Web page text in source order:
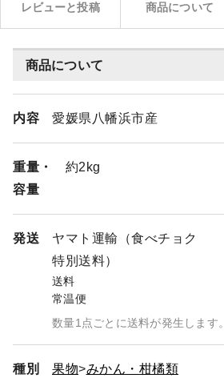
レビューと投稿 商品について
商品について
内容 愛媛県八幡浜市産
重量・
容量
約2kg
発送
ヤマト運輸（食べチョク
特別送料）
送料
常温便
数量1点ごとに送料が発生します。
種別 果物 みかん・柑橘類